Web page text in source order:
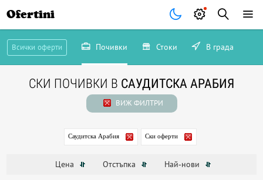
Ofertini
Всички оферти Почивки Стоки В града
СКИ ПОЧИВКИ В САУДИТСКА АРАБИЯ
ВИЖ ФИЛТРИ
Саудитска Арабия Ски оферти
Цена Отстъпка Най-нови